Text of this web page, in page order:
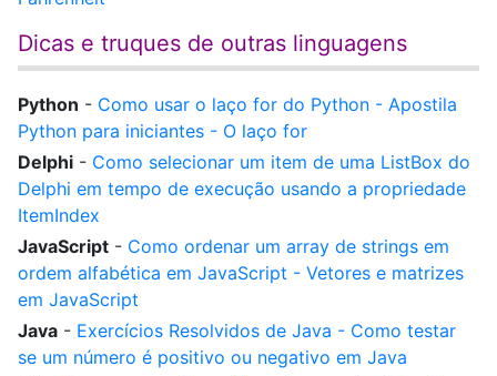
Dicas e truques de outras linguagens
Python - Como usar o laço for do Python - Apostila
Python para iniciantes - O laço for
Delphi - Como selecionar um item de uma ListBox do
Delphi em tempo de execução usando a propriedade
ItemIndex
JavaScript - Como ordenar um array de strings em
ordem alfabética em JavaScript - Vetores e matrizes
em JavaScript
Java - Exercícios Resolvidos de Java - Como testar
se um número é positivo ou negativo em Java